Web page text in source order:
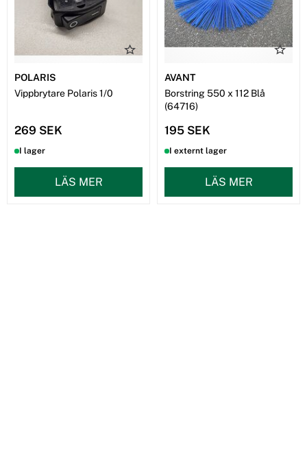
POLARIS
Vippbrytare Polaris 1/0
269 SEK
I lager
LÄS MER
AVANT
Borstring 550 x 112 Blå
(64716)
195 SEK
I externt lager
LÄS MER